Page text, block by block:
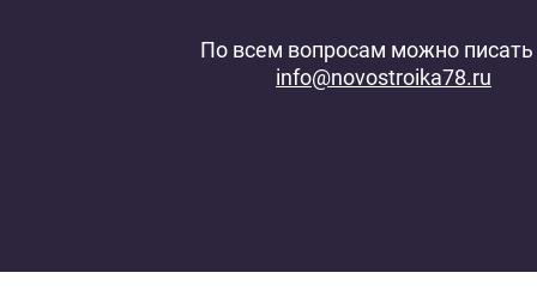
По всем вопросам можно писать
info@novostroika78.ru